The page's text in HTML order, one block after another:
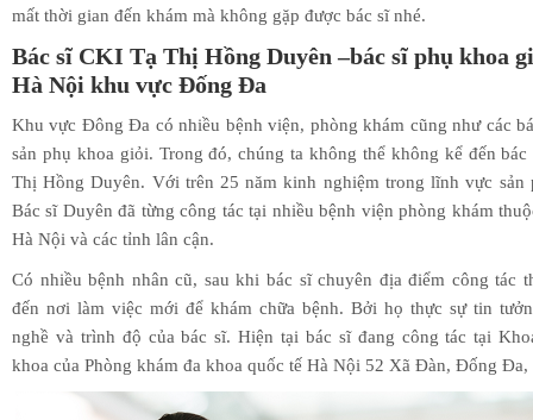
mất thời gian đến khám mà không gặp được bác sĩ nhé.
Bác sĩ CKI Tạ Thị Hồng Duyên –bác sĩ phụ khoa
Hà Nội khu vực Đống Đa
Khu vực Đông Đa có nhiều bệnh viện, phòng khám cũng như các
sản phụ khoa giỏi. Trong đó, chúng ta không thể không kể đến
Thị Hồng Duyên. Với trên 25 năm kinh nghiệm trong lĩnh vực sản
Bác sĩ Duyên đã từng công tác tại nhiều bệnh viện phòng khám
Hà Nội và các tỉnh lân cận.
Có nhiều bệnh nhân cũ, sau khi bác sĩ chuyên địa điểm công tác
đến nơi làm việc mới để khám chữa bệnh. Bởi họ thực sự tin
nghề và trình độ của bác sĩ. Hiện tại bác sĩ đang công tác tại
khoa của Phòng khám đa khoa quốc tế Hà Nội 52 Xã Đàn, Đống